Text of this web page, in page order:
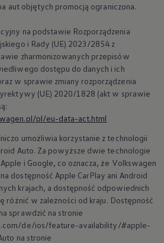
aut objętych promocją ograniczona.
na podstawie Rozporządzenia
i Rady (UE) 2023/2854 z
zharmonizowanych przepisów
dostępu do danych i ich
w sprawie zmiany rozporządzenia
(UE) 2020/1828 (akt w sprawie
pl/eu-data-act.html
umożliwia korzystanie z technologii
Auto. Za powyższe dwie technologie
i Google, co oznacza, że Volkswagen
dostępność Apple CarPlay ani Android
krajach, a dostępność odpowiednich
różnić w zależności od kraju. Dostępność
sprawdzić na stronie
de/ios/feature-availability/#apple-
na stronie